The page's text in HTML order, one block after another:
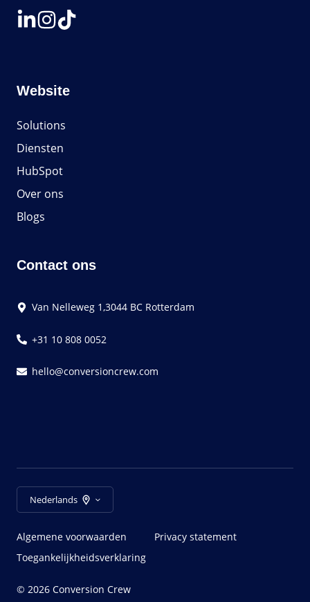
Website
Solutions
Diensten
HubSpot
Over ons
Blogs
Contact ons
Van Nelleweg 1,3044 BC Rotterdam
+31 10 808 0052
hello@conversioncrew.com
Nederlands
Algemene voorwaarden
Privacy statement
Toegankelijkheidsverklaring
© 2026 Conversion Crew